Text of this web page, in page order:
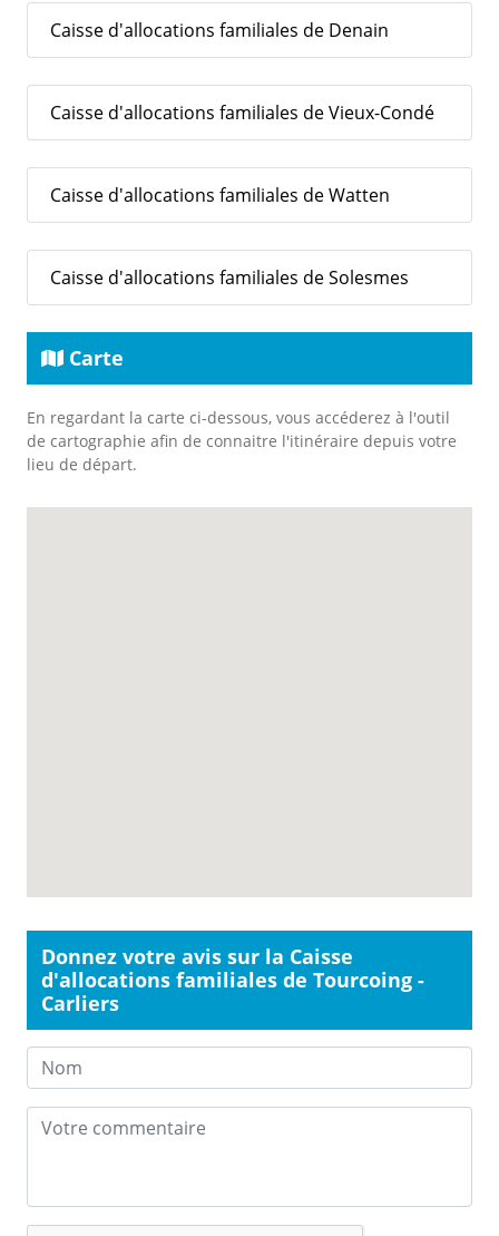
Caisse d'allocations familiales de Denain
Caisse d'allocations familiales de Vieux-Condé
Caisse d'allocations familiales de Watten
Caisse d'allocations familiales de Solesmes
Carte
En regardant la carte ci-dessous, vous accéderez à l'outil
de cartographie afin de connaitre l'itinéraire depuis votre
lieu de départ.
Donnez votre avis sur la Caisse
d'allocations familiales de Tourcoing -
Carliers